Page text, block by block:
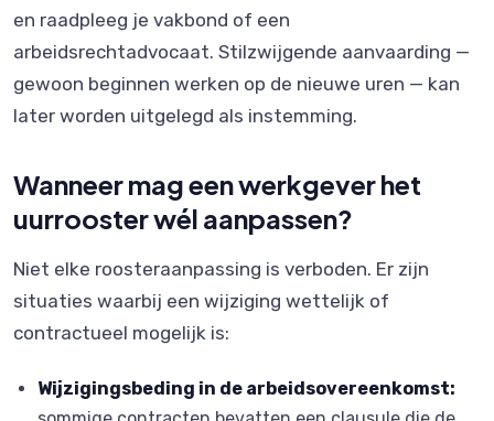
en raadpleeg je vakbond of een
arbeidsrechtadvocaat. Stilzwijgende aanvaarding —
gewoon beginnen werken op de nieuwe uren — kan
later worden uitgelegd als instemming.
Wanneer mag een werkgever het
uurrooster wél aanpassen?
Niet elke roosteraanpassing is verboden. Er zijn
situaties waarbij een wijziging wettelijk of
contractueel mogelijk is:
Wijzigingsbeding in de arbeidsovereenkomst: